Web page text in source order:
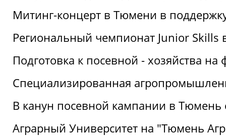
Митинг-концерт в Тюмени в
Региональный чемпионат Junior Skills
Подготовка к посевной - хозяйства
Специализированная
В канун посевной кампании в Тюмень
Аграрный Университет на "Тюмень